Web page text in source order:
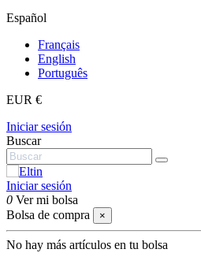
Español
Français
English
Português
EUR €
Iniciar sesión
Buscar
Iniciar sesión
0 Ver mi bolsa
Bolsa de compra
×
No hay más artículos en tu bolsa